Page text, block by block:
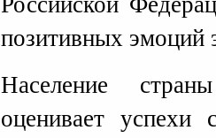
позитивных эмоций
Население
оценивает успехи